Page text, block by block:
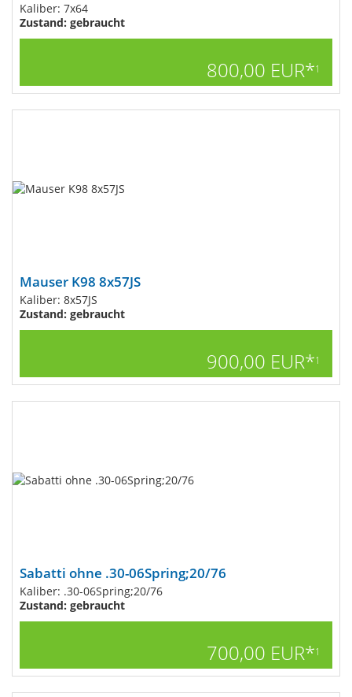
Kaliber: 7x64
Zustand: gebraucht
800,00 EUR*1
Mauser K98 8x57JS
Kaliber: 8x57JS
Zustand: gebraucht
900,00 EUR*1
Sabatti ohne .30-06Spring;20/76
Kaliber: .30-06Spring;20/76
Zustand: gebraucht
700,00 EUR*1